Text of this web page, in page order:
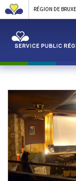
RÉGION DE